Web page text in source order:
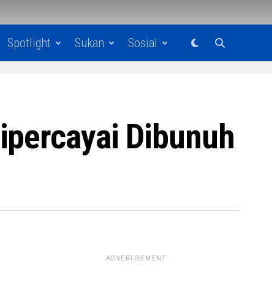
Spotlight Sukan Sosial
Dibunuh
ADVERTISEMENT